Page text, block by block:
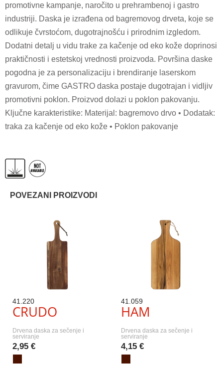
promotivne kampanje, naročito u prehrambenoj i gastro
industriji. Daska je izrađena od bagremovog drveta, koje se
odlikuje čvrstoćom, dugotrajnošću i prirodnim izgledom.
Dodatni detalj u vidu trake za kačenje od eko kože doprinosi
praktičnosti i estetskoj vrednosti proizvoda. Površina daske
pogodna je za personalizaciju i brendiranje laserskom
gravurom, čime GASTRO daska postaje dugotrajan i vidljiv
promotivni poklon. Proizvod dolazi u poklon pakovanju.
Ključne karakteristike: Materijal: bagremovo drvo • Dodatak:
traka za kačenje od eko kože • Poklon pakovanje
POVEZANI PROIZVODI
41.220
CRUDO
Drvena daska za sečenje i
serviranje
2,95 €
41.059
HAM
Drvena daska za sečenje i
serviranje
4,15 €